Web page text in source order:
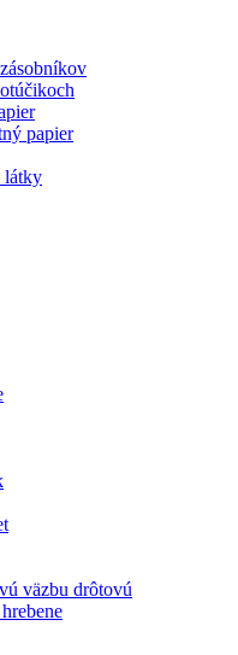
papier
látky
väzbu drôtovú